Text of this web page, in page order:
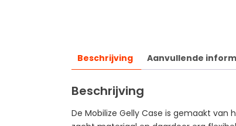
Beschrijving Aanvullende
Beschrijving
De Mobilize Gelly Case is gemaakt van